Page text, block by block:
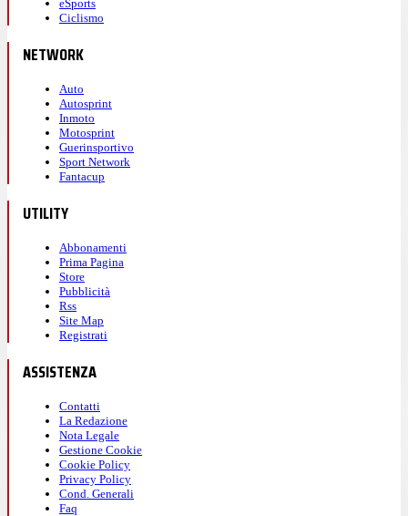
eSports
Ciclismo
NETWORK
Auto
Autosprint
Inmoto
Motosprint
Guerinsportivo
Sport Network
Fantacup
UTILITY
Abbonamenti
Prima Pagina
Store
Pubblicità
Rss
Site Map
Registrati
ASSISTENZA
Contatti
La Redazione
Nota Legale
Gestione Cookie
Cookie Policy
Privacy Policy
Cond. Generali
Faq